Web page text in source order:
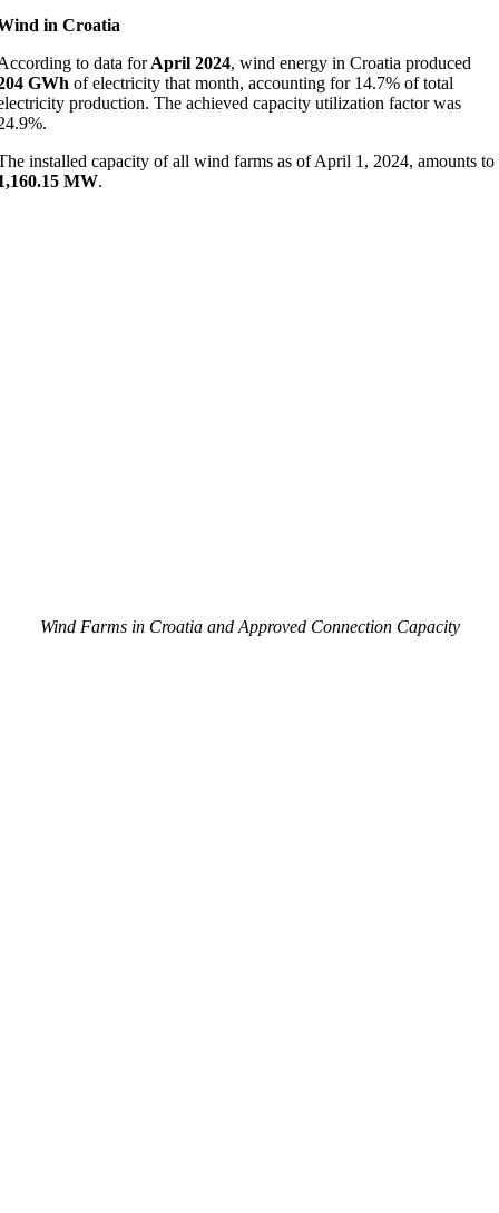
in Croatia
to data forApril 2024, wind energy in Croatia produced
GWh of electricity that month, accounting for 14.7% of total
production. The achieved capacity utilization factor was
installed capacity of all wind farms as of April 1, 2024, amounts to
MW.
Wind Farms in Croatia and Approved Connection Capacity